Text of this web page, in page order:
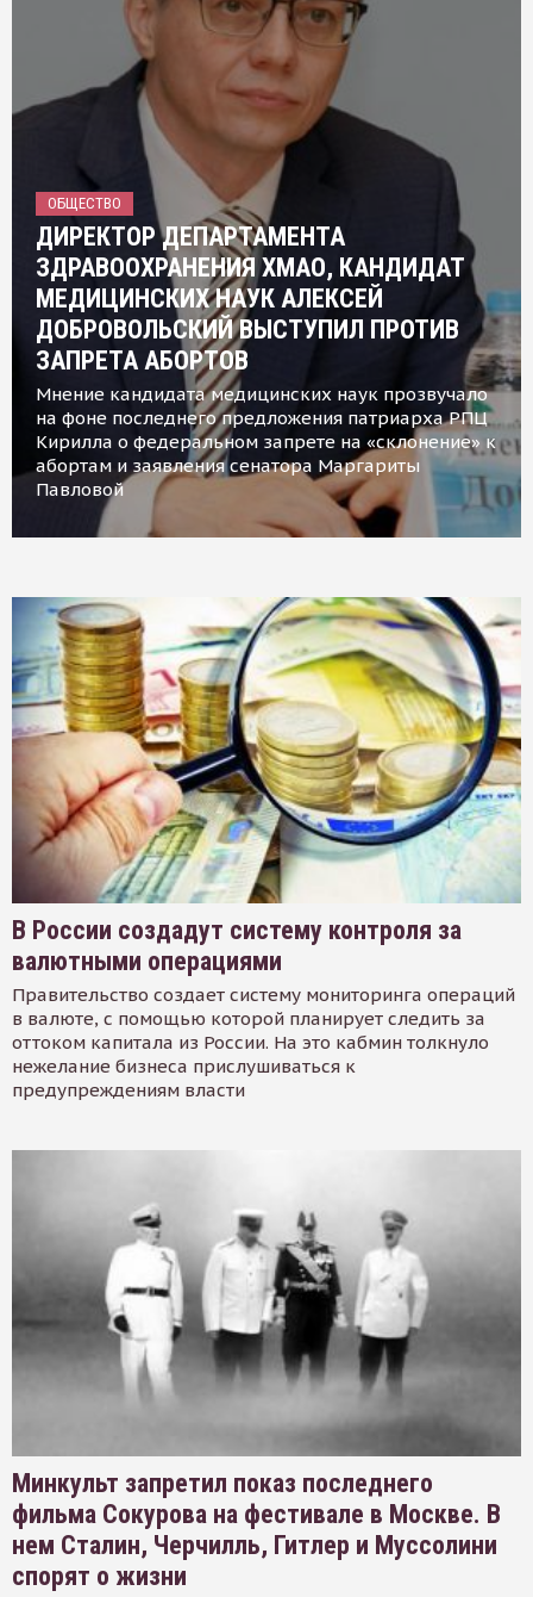
ОБЩЕСТВО
ДИРЕКТОР ДЕПАРТАМЕНТА
ЗДРАВООХРАНЕНИЯ ХМАО, КАНДИДАТ
МЕДИЦИНСКИХ НАУК АЛЕКСЕЙ
ДОБРОВОЛЬСКИЙ ВЫСТУПИЛ ПРОТИВ
ЗАПРЕТА АБОРТОВ
Мнение кандидата медицинских наук прозвучало
на фоне последнего предложения патриарха РПЦ
Кирилла о федеральном запрете на «склонение» к
абортам и заявления сенатора Маргариты
Павловой
В России создадут систему контроля за
валютными операциями
Правительство создает систему мониторинга операций
в валюте, с помощью которой планирует следить за
оттоком капитала из России. На это кабмин толкнуло
нежелание бизнеса прислушиваться к
предупреждениям власти
Минкульт запретил показ последнего
фильма Сокурова на фестивале в Москве. В
нем Сталин, Черчилль, Гитлер и Муссолини
спорят о жизни